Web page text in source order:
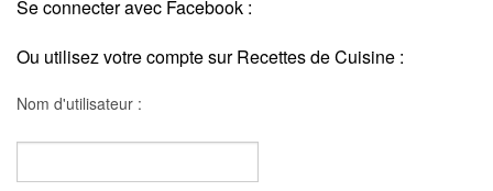
Se connecter avec Facebook :
Ou utilisez votre compte sur Recettes de Cuisine :
Nom d'utilisateur :